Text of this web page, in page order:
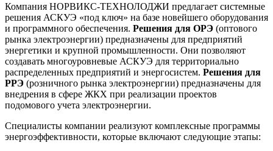
Компания НОРВИКС-ТЕХНОЛОДЖИ предлагает системные
решения АСКУЭ «под ключ» на базе новейшего оборудования
и программного обеспечения. Решения для ОРЭ (оптового
рынка электроэнергии) предназначены для предприятий
энергетики и крупной промышленности. Они позволяют
создавать многоуровневые АСКУЭ для территориально
распределенных предприятий и энергосистем. Решения для
РРЭ (розничного рынка электроэнергии) предназначены для
внедрения в сфере ЖКХ при реализации проектов
подомового учета электроэнергии.
Специалисты компании реализуют комплексные программы
энергоэффективности, которые включают следующие этапы: